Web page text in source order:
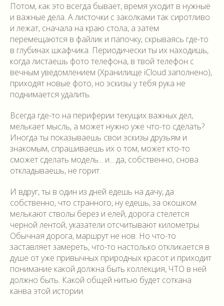
Потом, как это всегда бывает, время уходит в нужные
и важные дела. А листочки с заколками так сиротливо
и лежат, сначала на краю стола, а затем
перемещаются в файлик и папочку, скрываясь где-то
в глубинах шкафчика. Периодически ты их находишь,
когда листаешь фото телефона, в твой телефон с
вечным уведомлением (Хранилище iCloud заполнено),
приходят новые фото, но эскизы у тебя рука не
поднимается удалить.
Всегда где-то на периферии текущих важных дел,
мелькает мысль, а может нужно уже что-то сделать?
Иногда ты показываешь свои эскизы друзьям и
знакомым, спрашиваешь их о том, может кто-то
сможет сделать модель... и... да, собственно, снова
откладываешь, не горит.
И вдруг, ты в один из дней едешь на дачу, да
собственно, что странного, ну едешь, за окошком
мелькают стволы берез и елей, дорога стелется
черной лентой, указатели отсчитывают километры.
Обычная дорога, маршрут не нов. Но что-то
заставляет замереть, что-то настолько откликается в
душе от уже привычных природных красот и приходит
понимание какой должна быть коллекция, ЧТО в ней
должно быть. Какой общей нитью будет соткана
канва этой истории.